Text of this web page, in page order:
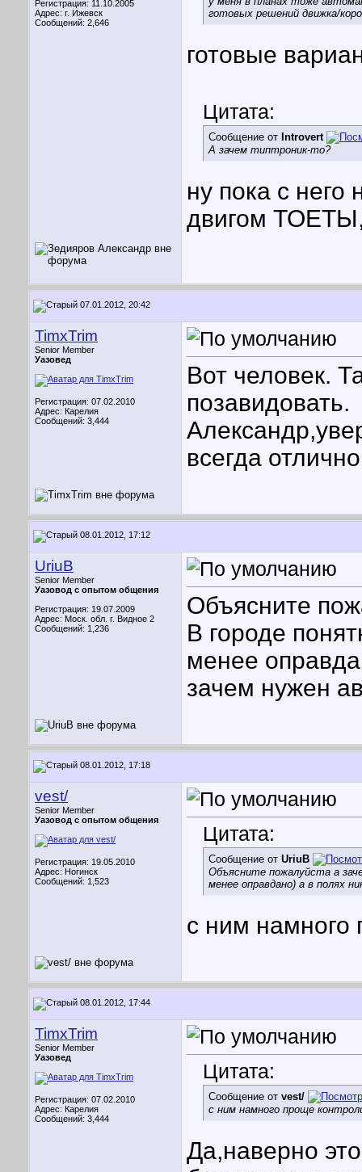
Регистрация: 11.10.2005
Адрес: г. Ижевск
Сообщений: 2,646
готовых решений движка/
готовые
Цитата:
Сообщение от Introvert
А зачем типтроник-то?
ну пока с него
двигом
07.01.2012, 20:42
TimxTrim
Senior Member
Уазовед
Регистрация: 07.02.2010
Адрес: Карелия
Сообщений: 3,444
Вот человек.
позавидовать.
всегда
08.01.2012, 17:12
UriuB
Senior Member
Уазовод с опытом общения
Регистрация: 19.07.2009
Адрес: Моск. обл. г. Видное 2
Сообщений: 1,236
Объясните
В городе
менее
зачем нужен
08.01.2012, 17:18
vest/
Senior Member
Уазовод с опытом общения
Регистрация: 19.05.2010
Адрес: Ногинск
Сообщений: 1,523
Цитата:
Сообщение от UriuB
Объясните пожалуйста а
менее оправдано) а в полях
с ним намного
08.01.2012, 17:44
TimxTrim
Senior Member
Уазовед
Регистрация: 07.02.2010
Адрес: Карелия
Сообщений: 3,444
Цитата:
Сообщение от vest/
с ним намного проще
Да,наверно